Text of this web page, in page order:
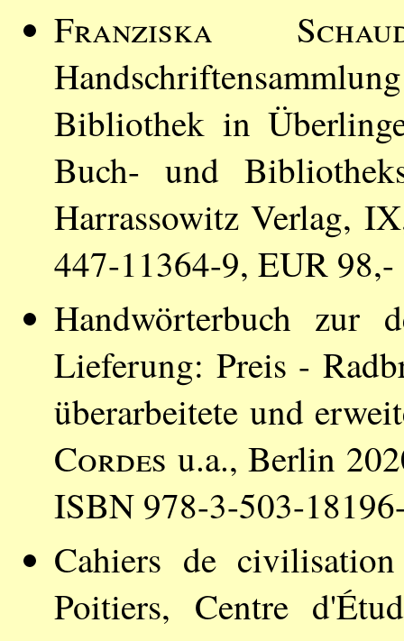
Franziska
Bibliothek in
Buch- und
Harrassowitz Verlag,
447-11364-9, EUR 98,-
Handwörterbuch zur
Lieferung: Preis -
überarbeitete und
Cordes u.a., Berlin
ISBN 978-3-503-
Cahiers de
Poitiers, Centre